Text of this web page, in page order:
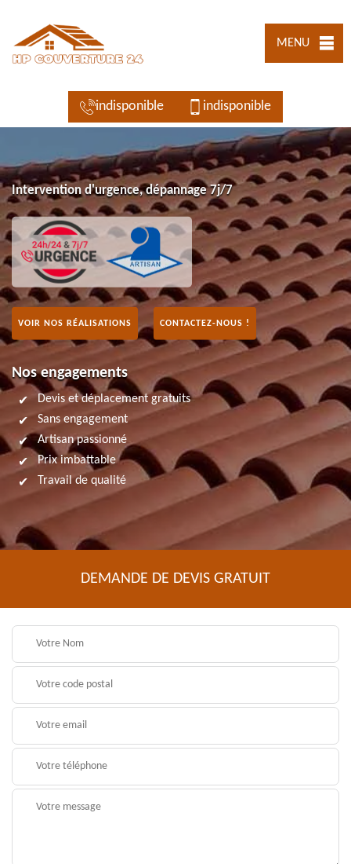
MENU
indisponible indisponible
Intervention d'urgence, dépannage 7j/7
VOIR NOS RÉALISATIONS CONTACTEZ-NOUS !
Nos engagements
Devis et déplacement gratuits
Sans engagement
Artisan passionné
Prix imbattable
Travail de qualité
DEMANDE DE DEVIS GRATUIT